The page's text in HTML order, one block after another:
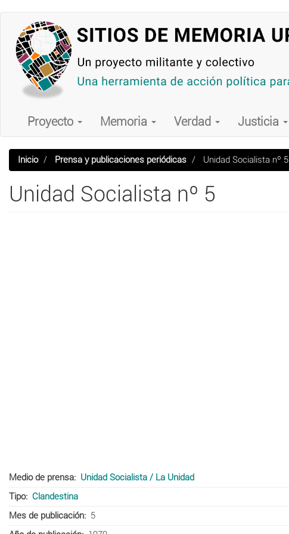
contenido
principal
Main
navigation
Proyecto Memoria Verdad Justicia
Inicio Prensa y publicaciones periódicas Unidad Socialista nº 5
Unidad Socialista nº 5
Medio de prensa
Unidad Socialista / La Unidad
Tipo
Clandestina
Mes de publicación
5